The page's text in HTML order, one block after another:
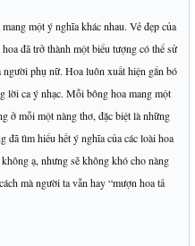
một ý nghĩa khác nhau. Vẻ đẹp của
đã trở thành một biểu tượng có thể sử
phụ nữ. Hoa luôn xuất hiện gắn bó
lời ca ý nhạc. Mỗi bông hoa mang một
ở mỗi một nàng thơ, đặc biệt là những
đã tìm hiểu hết ý nghĩa của các loài hoa
ạ, nhưng sẽ không khó cho nàng
mà người ta vẫn hay “mượn hoa tả